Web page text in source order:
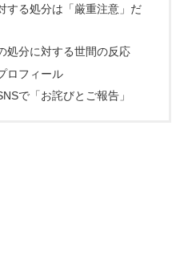
する処分は「厳重注意」だ
処分に対する世間の反応
ロフィール
で「お詫びとご報告」